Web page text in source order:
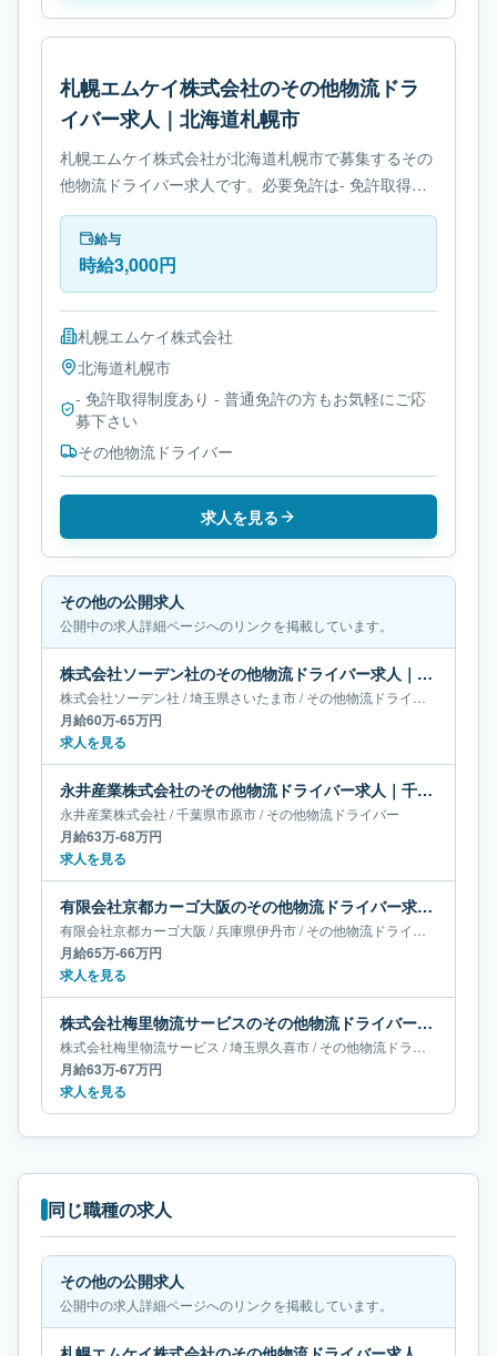
札幌エムケイ株式会社のその他物流ドラ
イバー求人｜北海道札幌市
札幌エムケイ株式会社が北海道札幌市で募集するその
他物流ドライバー求人です。必要免許は- 免許取得制
度ありです。
給与
時給3,000円
札幌エムケイ株式会社
北海道札幌市
- 免許取得制度あり - 普通免許の方もお気軽にご応
募下さい
その他物流ドライバー
求人を見る
その他の公開求人
公開中の求人詳細ページへのリンクを掲載しています。
株式会社ソーデン社のその他物流ドライバー求人｜埼玉県さいたま市｜月給60万-65万円
株式会社ソーデン社 /埼玉県さいたま市/その他物流ドライバー
月給60万-65万円
求人を見る
永井産業株式会社のその他物流ドライバー求人｜千葉県市原市｜月給63万-68万円
永井産業株式会社 /千葉県市原市/その他物流ドライバー
月給63万-68万円
求人を見る
有限会社京都カーゴ大阪のその他物流ドライバー求人｜兵庫県伊丹市｜月給65万-66万円
有限会社京都カーゴ大阪 /兵庫県伊丹市/その他物流ドライバー
月給65万-66万円
求人を見る
株式会社梅里物流サービスのその他物流ドライバー求人｜埼玉県久喜市｜月給63万-67万円
株式会社梅里物流サービス /埼玉県久喜市/その他物流ドライバー
月給63万-67万円
求人を見る
同じ職種の求人
その他の公開求人
公開中の求人詳細ページへのリンクを掲載しています。